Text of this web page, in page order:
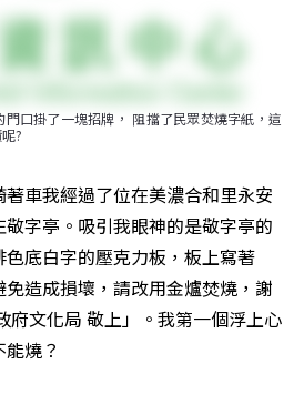
口掛了一塊招牌， 阻擋了民眾焚燒字紙，這
?
車我經過了位在美濃合和里永安
字亭。吸引我眼神的是敬字亭的
底白字的壓克力板，板上寫著
免造成損壞，請改用金爐焚燒，謝
府文化局 敬上」。我第一個浮上心
燒？